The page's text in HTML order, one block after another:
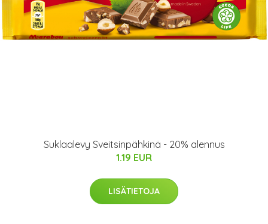
Suklaalevy Sveitsinpähkinä - 20% alennus
1.19 EUR
LISÄTIETOJA